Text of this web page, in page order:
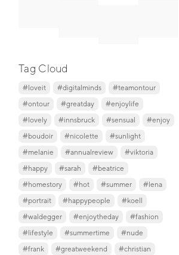
Tag Cloud
#loveit #digitalminds
#teamontour
#ontour
#greatday
#enjoylife
#lovely
#innsbruck #sensual
#enjoy
#boudoir
#nicolette
#sunlight
#melanie
#annualreview
#viktoria
#happy
#sarah
#beatrice
#homestory
#hot #summer
#lena
#portrait
#happypeople
#koell
#waldegger
#enjoytheday
#fashion
#lifestyle
#summertime
#nude
#frank
#greatweekend #christian